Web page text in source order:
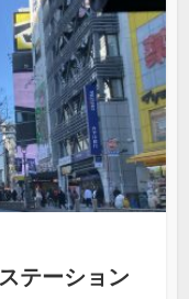
テーション